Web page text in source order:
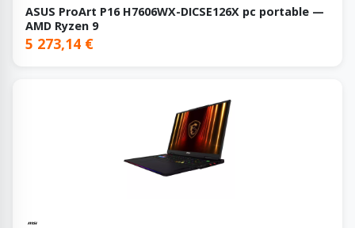
ASUS ProArt P16 H7606WX-DICSE126X pc portable —
AMD Ryzen 9
5 273,14 €